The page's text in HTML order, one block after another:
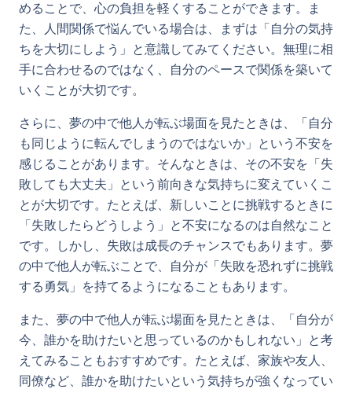
めることで、心の負担を軽くすることができます。ま
た、人間関係で悩んでいる場合は、まずは「自分の気持
ちを大切にしよう」と意識してみてください。無理に相
手に合わせるのではなく、自分のペースで関係を築いて
いくことが大切です。
さらに、夢の中で他人が転ぶ場面を見たときは、「自分
も同じように転んでしまうのではないか」という不安を
感じることがあります。そんなときは、その不安を「失
敗しても大丈夫」という前向きな気持ちに変えていくこ
とが大切です。たとえば、新しいことに挑戦するときに
「失敗したらどうしよう」と不安になるのは自然なこと
です。しかし、失敗は成長のチャンスでもあります。夢
の中で他人が転ぶことで、自分が「失敗を恐れずに挑戦
する勇気」を持てるようになることもあります。
また、夢の中で他人が転ぶ場面を見たときは、「自分が
今、誰かを助けたいと思っているのかもしれない」と考
えてみることもおすすめです。たとえば、家族や友人、
同僚など、誰かを助けたいという気持ちが強くなってい